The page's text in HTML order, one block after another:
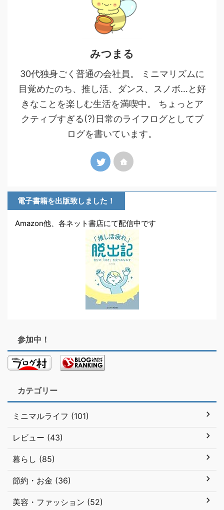
みつまる
30代独身ごく普通の会社員。 ミニマリズムに
目覚めたのち、推し活、ダンス、スノボ…と好
きなことを楽しむ生活を満喫中。 ちょっとア
クティブすぎる(?)日常のライフログとしてブ
ログを書いています。
電子書籍を出版致しました！
Amazon他、各ネット書店にて配信中です
参加中！
カテゴリー
ミニマルライフ (101)
レビュー (43)
暮らし (85)
節約・お金 (36)
美容・ファッション (52)